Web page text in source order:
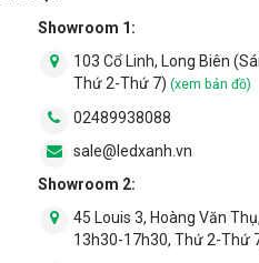
Showroom 1:
103 Cổ Linh, Long Biên
Thứ 2-Thứ 7) (xem bản đồ)
02489938088
sale@ledxanh.vn
Showroom 2:
45 Louis 3, Hoàng Văn
13h30-17h30, Thứ 2-Thứ